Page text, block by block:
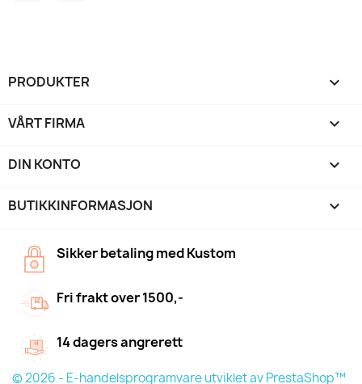
PRODUKTER 
VÅRT FIRMA 
DIN KONTO 
BUTIKKINFORMASJON keyboard_arrow_down
Sikker betaling med Kustom
Fri frakt over 1500,-
14 dagers angrerett
© 2026 - E-handelsprogramvare utviklet av PrestaShop™